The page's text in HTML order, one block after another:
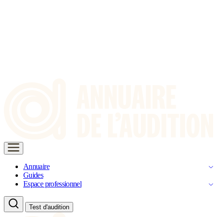
Annuaire
Guides
Espace professionnel
Test d'audition